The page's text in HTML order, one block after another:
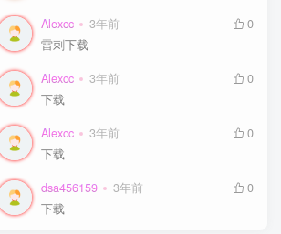
Alexcc 3年前
0
雷刺下载
Alexcc 3年前
0
下载
Alexcc 3年前
0
下载
dsa456159 3年前
0
下载